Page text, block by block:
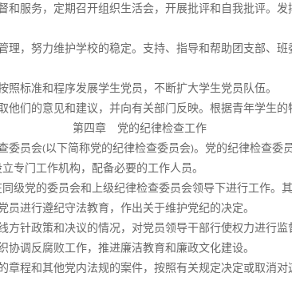
和服务，定期召开组织生活会，开展批评和自我批评。
理，努力维护学校的稳定。支持、指导和帮助团支部、
照标准和程序发展学生党员，不断扩大学生党员队伍。
他们的意见和建议，并向有关部门反映。根据青年学生
第四章 党的纪律检查工作
委员会(以下简称党的纪律检查委员会)。党的纪律检查委
专门工作机构，配备必要的工作人员。
级党的委员会和上级纪律检查委员会领导下进行工作。其
员进行遵纪守法教育，作出关于维护党纪的决定。
方针政策和决议的情况，对党员领导干部行使权力进行监
协调反腐败工作，推进廉洁教育和廉政文化建设。
章程和其他党内法规的案件，按照有关规定决定或取消对